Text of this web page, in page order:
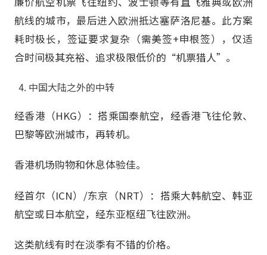
航线的城市，最后进入欧洲抵达塞萨洛尼基。此方案
耗时极长，签证要求复杂（需美签+申根签），仅适
合时间极其充裕、追求极限低价的“机票猎人”。
中国大陆之外的中转
经香港（HKG）：搭乘国泰航空，经香港飞往伦敦、
巴黎等欧洲城市，再转机。
香港机场购物和休息体验佳。
经首尔（ICN）/东京（NRT）：搭乘大韩航空、韩亚
航空或日本航空，经东亚枢纽飞往欧洲。
这类航线有时在淡季有不错的价格。